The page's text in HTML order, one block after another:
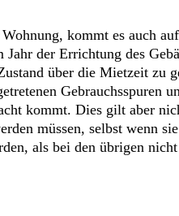
kommt es auch
der Errichtung des
über die Mietzeit zu
Gebrauchsspuren
kommt. Dies gilt aber
müssen, selbst wenn
als bei den übrigen